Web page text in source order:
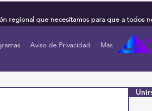
regional que necesitamos para que a todos
Aviso de Privacidad Más